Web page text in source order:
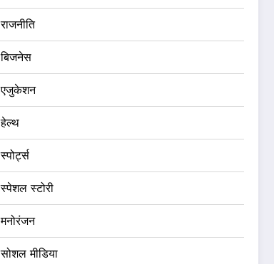
राजनीति
बिजनेस
एजुकेशन
हेल्थ
स्पोर्ट्स
स्पेशल स्टोरी
मनोरंजन
सोशल मीडिया